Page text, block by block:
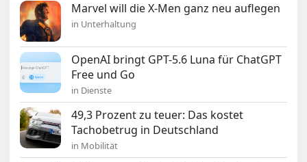
Marvel will die X-Men ganz neu auflegen
in Unterhaltung
OpenAI bringt GPT-5.6 Luna für ChatGPT
Free und Go
in Dienste
49,3 Prozent zu teuer: Das kostet
Tachobetrug in Deutschland
in Mobilität